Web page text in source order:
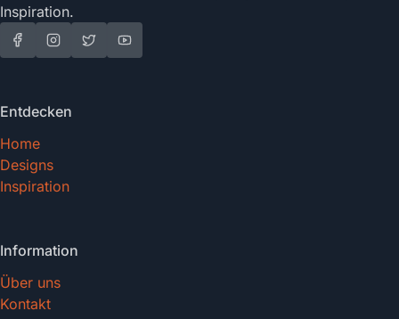
Inspiration.
Entdecken
Home
Designs
Inspiration
Information
Über uns
Kontakt